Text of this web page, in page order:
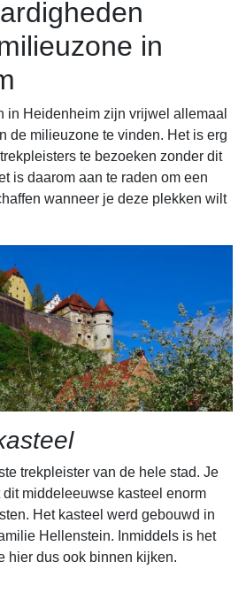
in
in Heidenheim zijn vrijwel allemaal
de milieuzone te vinden. Het is erg
te bezoeken zonder dit
is daarom aan te raden om een
wanneer je deze plekken wilt
trekpleister van de hele stad. Je
middeleeuwse kasteel enorm
Het kasteel werd gebouwd in
Hellenstein. Inmiddels is het
hier dus ook binnen kijken.